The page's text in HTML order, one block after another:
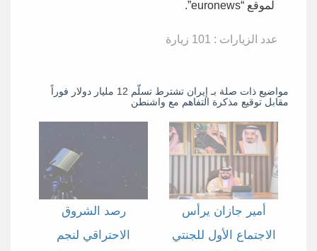
لموقع “euronews”.
عدد الزيارات : 101 زيارة
مواضيع ذات صلة بـ إيران تشترط تسلّم 12 مليار دولار فوراً
مقابل توقيع مذكرة التفاهم مع واشنطن
أمير جازان يرأس
الاجتماع الأول للجنتي
رصد الشروق
الاحتراقي لنجم